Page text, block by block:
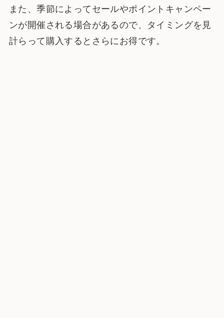
また、季節によってセールやポイントキャンペー
ンが開催される場合があるので、タイミングを見
計らって購入するとさらにお得です。